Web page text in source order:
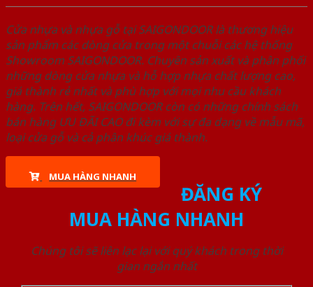
Cửa nhựa và nhựa gỗ tại SAIGONDOOR là thương hiệu
sản phẩm các dòng cửa trong một chuỗi các hệ thống
Showroom SAIGONDOOR. Chuyên sản xuất và phân phối
những dòng cửa nhựa và hỗ hợp nhựa chất lượng cao,
giá thành rẻ nhất và phù hợp với mọi nhu cầu khách
hàng. Trên hết, SAIGONDOOR còn có những chính sách
bán hàng ƯU ĐÃI CAO đi kèm với sự đa dạng về mẫu mã,
loại cửa gỗ và cả phân khúc giá thành.
MUA HÀNG NHANH
ĐĂNG KÝ
MUA HÀNG NHANH
Chúng tôi sẽ liên lạc lại với quý khách trong thời
gian ngắn nhất